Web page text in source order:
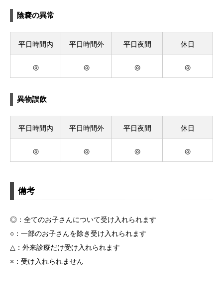
陰嚢の異常
平日時間内 平日時間外 平日夜間 休日
◎ ◎ ◎ ◎
異物誤飲
平日時間内 平日時間外 平日夜間 休日
◎ ◎ ◎ ◎
備考
◎：全てのお子さんについて受け入れられます
○：一部のお子さんを除き受け入れられます
△：外来診療だけ受け入れられます
×：受け入れられません